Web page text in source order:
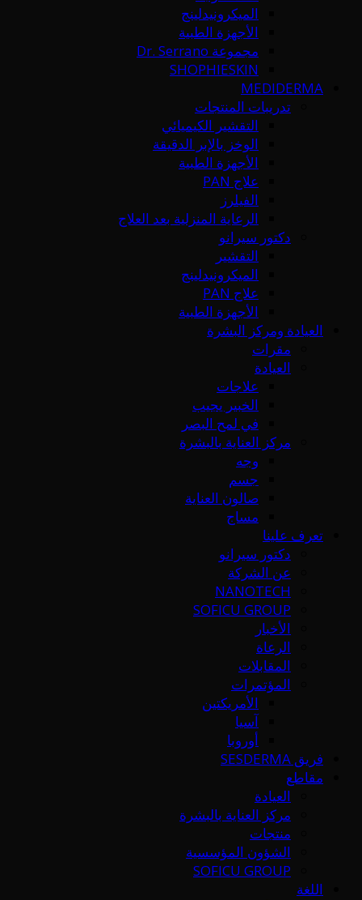
الميكرونيدلينج
الأجهزة الطبية
مجموعة Dr. Serrano
SHOPHIESKIN
MEDIDERMA
تدريبات المنتجات
التقشير الكيميائي
الوخز بالإبر الدقيقة
الأجهزة الطبية
علاج PAN
الفيلرز
الرعاية المنزلية بعد العلاج
دكتور سيرانو
التقشير
الميكرونيدلينج
علاج PAN
الأجهزة الطبية
العيادة ومركز البشرة
مقرات
العيادة
علاجات
الخبير يجيب
في لمح البصر
مركز العناية بالبشرة
وجه
جسم
صالون العناية
مساج
تعرف علينا
دكتور سيرانو
عن الشركة
NANOTECH
SOFICU GROUP
الأخبار
الرعاة
المقابلات
المؤتمرات
الأمريكتين
آسيا
أوروبا
فريق SESDERMA
مقاطع
العيادة
مركز العناية بالبشرة
منتجات
الشؤون المؤسسية
SOFICU GROUP
اللغة